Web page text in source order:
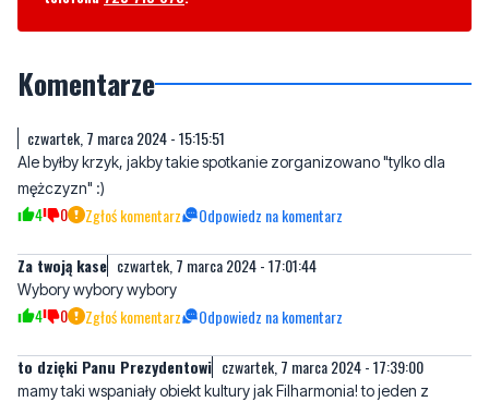
Ale byłby krzyk, jakby takie spotkanie zorganizowano "tylko dla
4 0 Zgłoś komentarz Odpowiedz na komentarz
Za twoją kase
Wybory wybory wybory
to dzięki Panu Prezydentowi
mamy taki wspaniały obiekt kultury jak Filharmonia! to jeden z
4 3 Zgłoś komentarz Odpowiedz na komentarz